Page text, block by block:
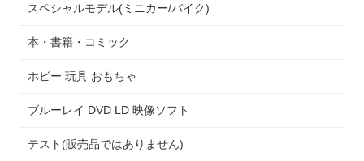
スペシャルモデル(ミニカー/バイク)
本・書籍・コミック
ホビー 玩具 おもちゃ
ブルーレイ DVD LD 映像ソフト
テスト(販売品ではありません)